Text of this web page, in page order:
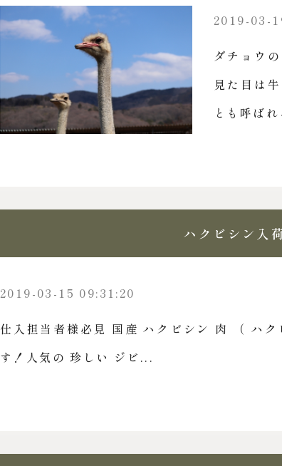
2019-03-
ダチョウ
見た目は
とも呼ば
ハクビシン入
2019-03-15 09:31:20
仕入担当者様必見 国産 ハクビシン 肉 （ ハ
す！人気の 珍しい ジビ...